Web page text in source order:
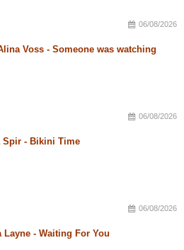
06/08/2026
Voss - Someone was watching
06/08/2026
Spir - Bikini Time
06/08/2026
Layne - Waiting For You